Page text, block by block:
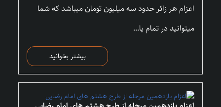
اعزام هر زائر حدود سه میلیون تومان میباشد که شما
میتوانید در تمام یا...
بیشتر بخوانید